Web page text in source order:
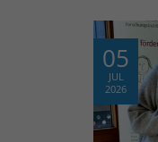
05
JUL
2026